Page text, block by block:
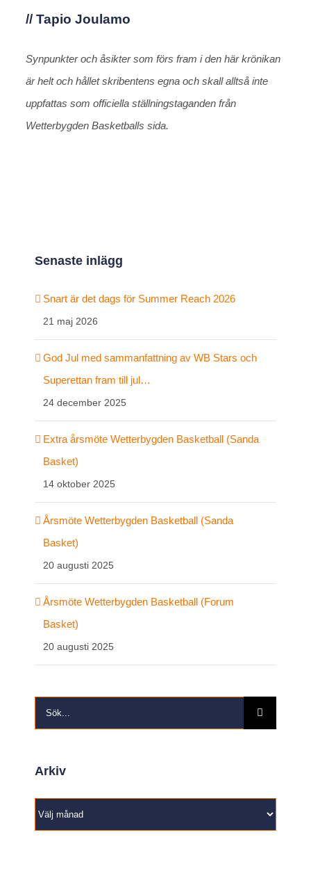
// Tapio Joulamo
Synpunkter och åsikter som förs fram i den här krönikan
är helt och hållet skribentens egna och skall alltså inte
uppfattas som officiella ställningstaganden från
Wetterbygden Basketballs sida.
Senaste inlägg
Snart är det dags för Summer Reach 2026
21 maj 2026
God Jul med sammanfattning av WB Stars och
Superettan fram till jul…
24 december 2025
Extra årsmöte Wetterbygden Basketball (Sanda
Basket)
14 oktober 2025
Årsmöte Wetterbygden Basketball (Sanda
Basket)
20 augusti 2025
Årsmöte Wetterbygden Basketball (Forum
Basket)
20 augusti 2025
Sök
efter:
Arkiv
Arkiv